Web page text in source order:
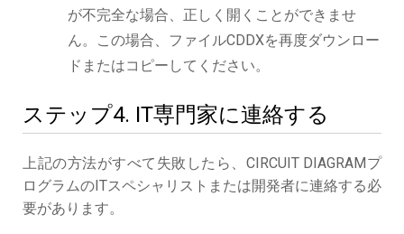
が不完全な場合、正しく開くことができませ
ん。この場合、ファイルCDDXを再度ダウンロー
ドまたはコピーしてください。
ステップ4. IT専門家に連絡する
上記の方法がすべて失敗したら、CIRCUIT DIAGRAMプ
ログラムのITスペシャリストまたは開発者に連絡する必
要があります。